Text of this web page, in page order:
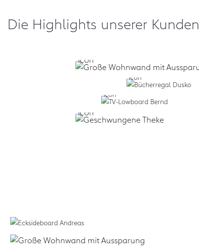
Die Highlights unserer Kunden
Selbst formen: